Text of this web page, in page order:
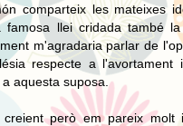
comparteix les mateixes
famosa llei cridada també la
m'agradaria parlar de
respecte a l'avortament
aquesta suposa.
però em pareix molt